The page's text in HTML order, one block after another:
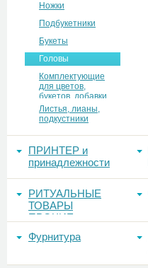
Ножки
Подбукетники
Букеты
Головы
Комплектующие
для цветов,
букетов, добавки
Листья, лианы,
подкустники
ПРИНТЕР и
принадлежности
РИТУАЛЬНЫЕ
ТОВАРЫ
ПРОЧИЕ
Фурнитура